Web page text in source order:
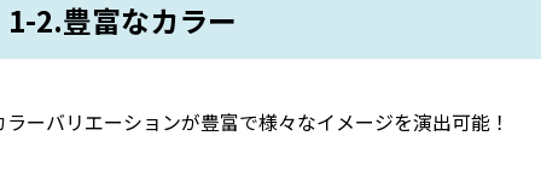
1-2.豊富なカラー
ラーバリエーションが豊富で様々なイメージを演出可能！